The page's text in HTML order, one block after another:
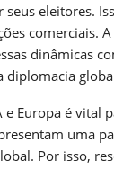
seus eleitores.
comerciais. A
dinâmicas
diplomacia
e Europa é vital
uma
Por isso,